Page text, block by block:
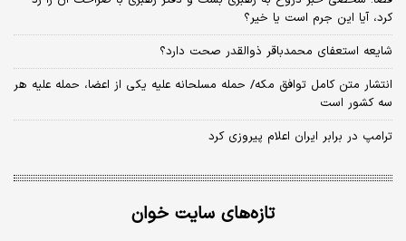
کرد، آیا این جرم است یا خیر؟
شایعه استعفای محمدباقر ذوالقدر صحت دارد؟
انتشار متن کامل توافق مکه/ حمله مسلحانه علیه یکی از اعضا، حمله علیه هر
سه کشور است
ترامپ در برابر ایران اعلام پیروزی کرد
تازه‌های سایت خوان